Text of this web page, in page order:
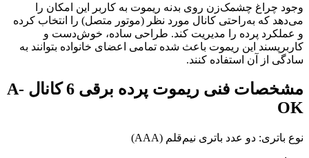
وجود چراغ چشمک‌زن روی بدنه ریموت به کاربر این امکان را
می‌دهد که به‌راحتی کانال مورد نظر (موتور متصل) را انتخاب کرده
و عملکرد پرده را مدیریت کند. طراحی ساده، خوش‌دست و
کاربرپسند این ریموت باعث شده تمامی اعضای خانواده بتوانند به
سادگی از آن استفاده کنند.
مشخصات فنی ریموت پرده برقی 6 کانال A-
OK
نوع باتری: دو عدد باتری نیم‌قلم (AAA)